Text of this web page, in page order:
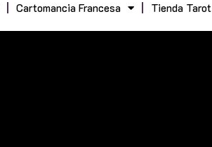
Cartomancia Francesa Tienda Tarot